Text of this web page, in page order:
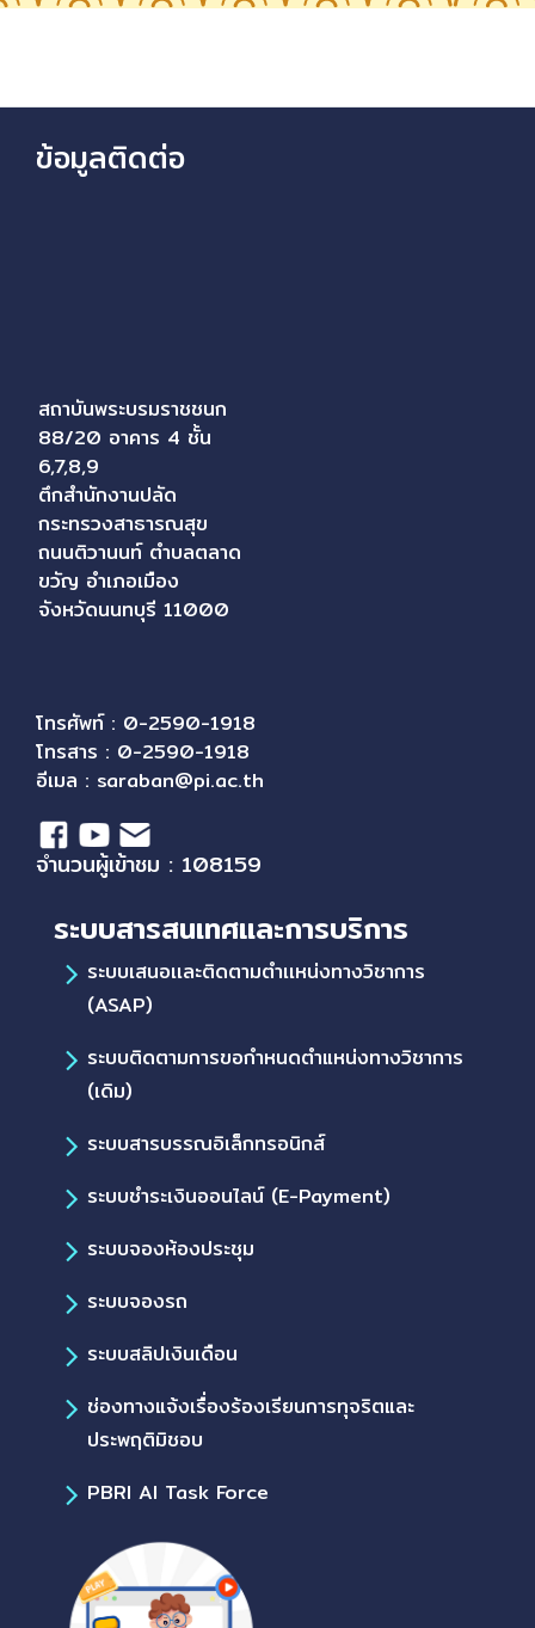
ข้อมูลติดต่อ
สถาบันพระบรมราชชนก
88/20 อาคาร 4 ชั้น
6,7,8,9
ตึกสำนักงานปลัด
กระทรวงสาธารณสุข
ถนนติวานนท์ ตำบลตลาด
ขวัญ อำเภอเมือง
จังหวัดนนทบุรี 11000
โทรศัพท์ : 0-2590-1918
โทรสาร : 0-2590-1918
อีเมล : saraban@pi.ac.th
จำนวนผู้เข้าชม : 108159
ระบบสารสนเทศและการบริการ
ระบบเสนอเเละติดตามตำเเหน่งทางวิชาการ
(ASAP)
ระบบติดตามการขอกำหนดตำแหน่งทางวิชาการ
(เดิม)
ระบบสารบรรณอิเล็กทรอนิกส์
ระบบชำระเงินออนไลน์ (E-Payment)
ระบบจองห้องประชุม
ระบบจองรถ
ระบบสลิปเงินเดือน
ช่องทางแจ้งเรื่องร้องเรียนการทุจริตและ
ประพฤติมิชอบ
PBRI AI Task Force